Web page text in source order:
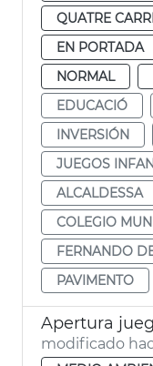
QUATRE
EN PORTADA
NORMAL
EDUCACIÓ
INVERSIÓN
JUEGOS
ALCALDESSA
COLEGIO
FERNANDO
PAVIMENTO
Apertura
modificado